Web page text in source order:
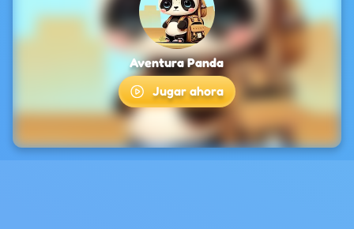
Aventura Panda
Jugar ahora